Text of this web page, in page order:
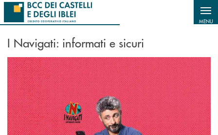
Salta al contenuto principale
MENU
I Navigati: informati e sicuri